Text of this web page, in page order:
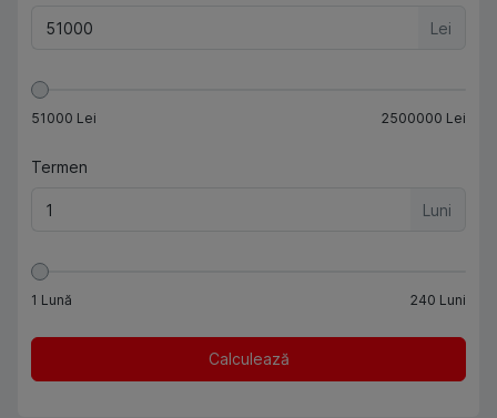
Lei
51000 Lei 2500000 Lei
Termen
Luni
1 Lună 240 Luni
Calculează